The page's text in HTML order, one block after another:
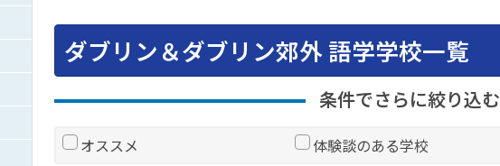
ダブリン＆ダブリン郊外 語学学校一覧
条件でさらに絞り込む
オススメ 体験談のある学校